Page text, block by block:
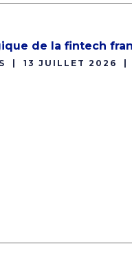
de la fintech
13 JUILLET 2026